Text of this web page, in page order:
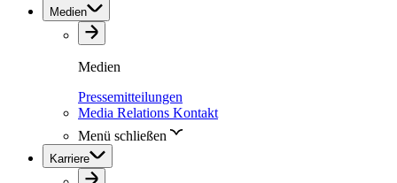
Medien
Medien
Pressemitteilungen
Media Relations Kontakt
Menü schließen
Karriere